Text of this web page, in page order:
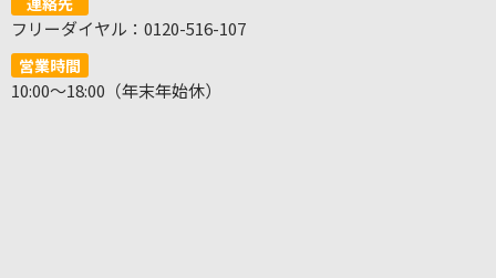
フリーダイヤル：0120-516-107
営業時間
10:00～18:00（年末年始休）